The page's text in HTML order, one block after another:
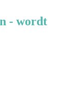
- wordt